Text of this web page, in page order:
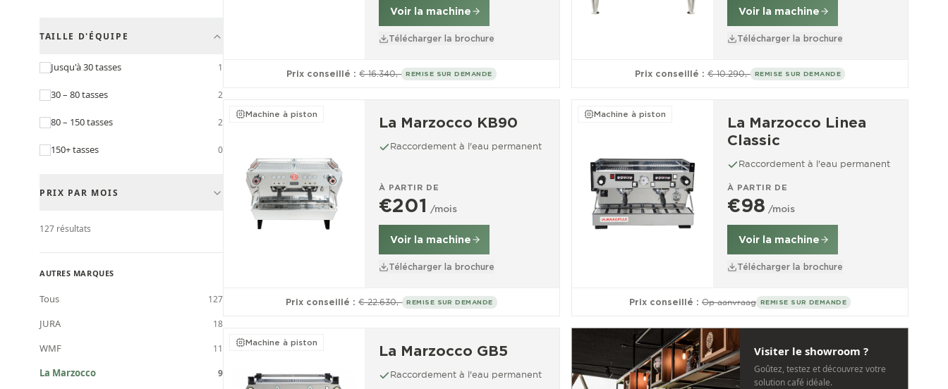
TAILLE D'ÉQUIPE
Jusqu'à 30 tasses 1
30 – 80 tasses 2
80 – 150 tasses 2
150+ tasses 0
PRIX PAR MOIS
Jusqu'à 30 €/mois
30 € – 60 €/mois 0
60 € – 100 €/mois
100 €+/mois 0
127 résultats
AUTRES MARQUES
Tous 127
JURA 18
WMF 11
La Marzocco 9
Voir la machine
Télécharger la brochure
Prix conseillé : € 16.340,- REMISE SUR DEMANDE
Voir la machine
Télécharger la brochure
Prix conseillé : € 10.290,- REMISE SUR DEMANDE
Machine à piston
La Marzocco KB90
Raccordement à l'eau permanent
À PARTIR DE
€201 /mois
Voir la machine
Télécharger la brochure
Prix conseillé : € 22.630,- REMISE SUR DEMANDE
Machine à piston
La Marzocco Linea
Classic
Raccordement à l'eau permanent
À PARTIR DE
€98 /mois
Voir la machine
Télécharger la brochure
Prix conseillé : Op aanvraag REMISE SUR DEMANDE
Machine à piston
La Marzocco GB5
Raccordement à l'eau permanent
Visiter le showroom ?
Goûtez, testez et découvrez votre
solution café idéale.